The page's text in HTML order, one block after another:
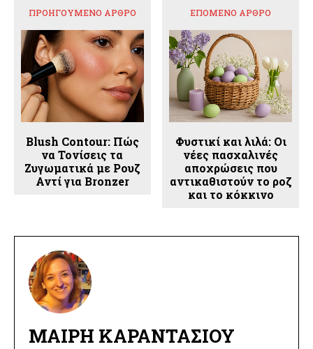
ΠΡΟΗΓΟΎΜΕΝΟ ΆΡΘΡΟ
Blush Contour: Πώς
να Τονίσεις τα
Ζυγωματικά με Ρουζ
Αντί για Bronzer
ΕΠΌΜΕΝΟ ΆΡΘΡΟ
Φυστικί και λιλά: Οι
νέες πασχαλινές
αποχρώσεις που
αντικαθιστούν το ροζ
και το κόκκινο
ΜΑΊΡΗ ΚΑΡΑΝΤΆΣΙΟΥ